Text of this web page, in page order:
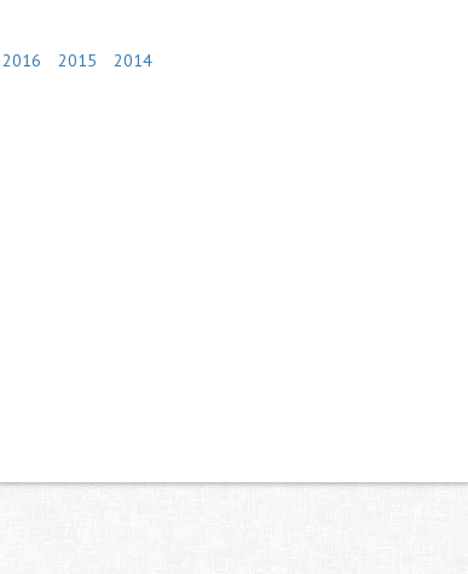
2016 2015 2014